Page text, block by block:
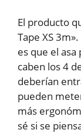
El producto
Tape XS
es que el
caben los 4
deberían
pueden
más
sé si se